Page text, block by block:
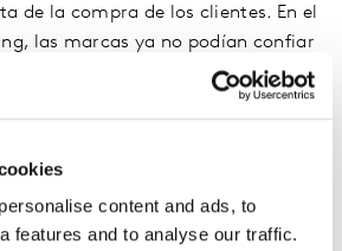
content and ads, to
features and to analyse our traffic.
de la compra de los clientes. En el
las marcas ya no podían confiar
música y torneos deportivos, en su
a los rituales y ocasiones
en la mesa de una cena